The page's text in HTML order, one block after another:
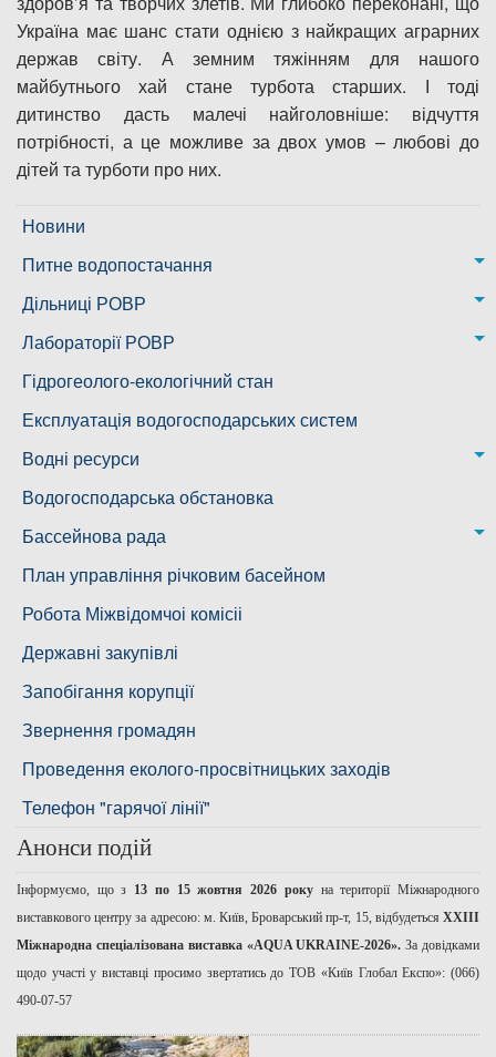
Україна має шанс стати однією з найкращих аграрних
держав світу. А земним тяжінням для нашого
майбутнього хай стане турбота старших. І тоді
дитинство дасть малечі найголовніше: відчуття
потрібності, а це можливе за двох умов – любові до
дітей та турботи про них.
Новини
Питне водопостачання
м. Миколаїв
Казанківська ТГ
Дільниці РОВР
Новоодеська дільниця – водогін № 1,2
Воскресенська дільниця – водогін № 3
Ковалівська дільниця
Новобузька дільниця
Снігурівська дільниця
Дільниця з обслуговування насосного обладнання та
водоочисних установок
Лабораторії РОВР
Лабораторія моніторингу вод
Лабораторія питного водопостачання
Гідрогеолого-екологічний стан
Експлуатація водогосподарських систем
Водні ресурси
Режими роботи водних об’єктів
Водогосподарська обстановка
Бассейнова рада
Басейнова рада Південного Бугу
Басейнова рада нижнього Дніпра
Басейнова рада річок Причорномор'я
План управління річковим басейном
Робота Міжвідомчоі комісіі
Державні закупівлі
Запобігання корупції
Звернення громадян
Проведення еколого-просвітницьких заходів
Телефон "гарячої лінії"
Анонси подій
Інформуємо, що з 13 по 15 жовтня 2026 рокуна території Міжнародного
виставкового центру за адресою: м. Київ, Броварський пр-т, 15, відбудеться ХХІІІ
Міжнародна спеціалізована виставка «AQUA UKRAINE-2026».За довідками
щодо участі у виставці просимо звертатись до ТОВ «Київ Глобал Експо»: (066)
490-07-57